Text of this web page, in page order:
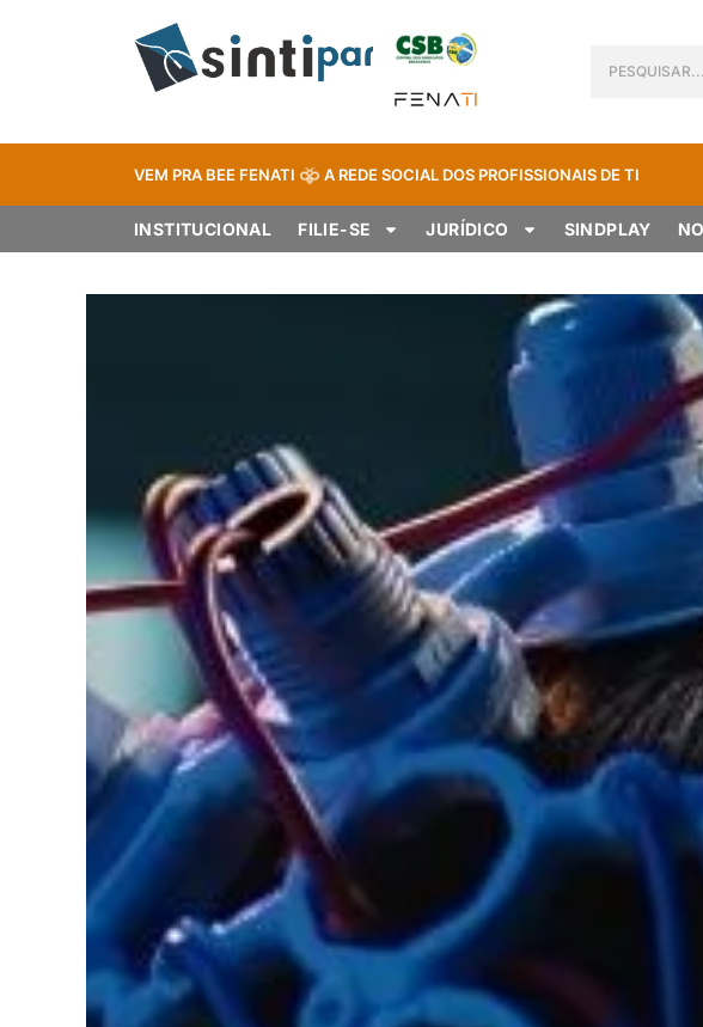
VEM PRA BEE FENATI A REDE SOCIAL DOS PROFISSIONAIS DE TI
INSTITUCIONAL FILIE-SE JURÍDICO SINDPLAY